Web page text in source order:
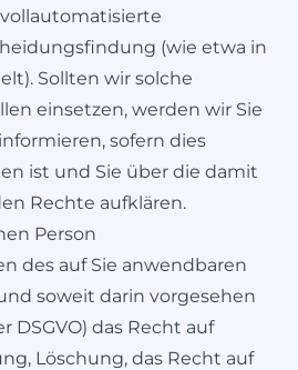
(wie etwa in
Sollten wir solche
einsetzen, werden wir Sie
sofern dies
ist und Sie über die damit
Rechte aufklären.
Person
des auf Sie anwendbaren
soweit darin vorgesehen
DSGVO) das Recht auf
Löschung, das Recht auf